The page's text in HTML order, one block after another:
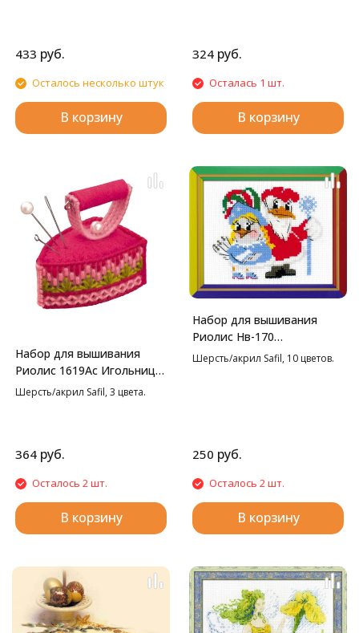
433 руб.
Осталось несколько штук
В корзину
324 руб.
Осталась 1 шт.
В корзину
Набор для вышивания
Риолис 1619Ас Игольница
Утюжок, 5,5*3,5*5 см
Шерсть/акрил Safil, 3 цвета.
364 руб.
Осталось 2 шт.
В корзину
Набор для вышивания
Риолис Нв-170
Новогодний маскарад,
Шерсть/акрил Safil, 10 цветов.
250 руб.
Осталось 2 шт.
В корзину